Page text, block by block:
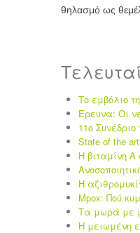
θηλασμό ως
Το εμβόλιο
Έρευνα: Οι
11ο
State of the
Η βιταμίνη
Η
Mpox: Πού
Τα μωρά με
Η μειωμένη